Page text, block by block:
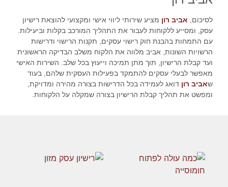
לסיכום, אביב רון מציע שירותי ליווי אישי ומקצועי להוצאת רישיון
עסק, ומסייע ללקוחות לעבור את התהליך המורכב בקלות וביעילות.
עם התמחות בהבנת חוק רישוי עסקים, תקנות הרישוי ודרישות
הרשויות השונות, אביב מלווה את הלקוח משלב הבדיקה הראשונית
ועד קבלת הרישיון, תוך מתן תמיכה וייעוץ בכל שלב. השירות האישי
מאפשר לבעלי עסקים להתמקד בפעילות העסקית שלהם, בעוד
שאביב רון דואג לעמידה בכל הדרישות בצורה מהירה ומדויקת,
ומפשט את תהליך קבלת הרישיון בצורה שמקלה על הלקוחות.